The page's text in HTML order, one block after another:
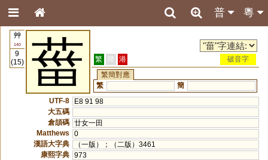
粵
普
艸
140
9
(15)
葘 繁 簡 港
破音字
繁簡對應
繁
簡
UTF-8
E8 91 98
大五碼
倉頡碼 廿女一田
Matthews
0
漢語大字典
（一版）；（二版）3461
康熙字典 973